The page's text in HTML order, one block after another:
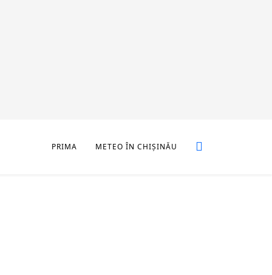
PRIMA METEO ÎN CHIȘINĂU